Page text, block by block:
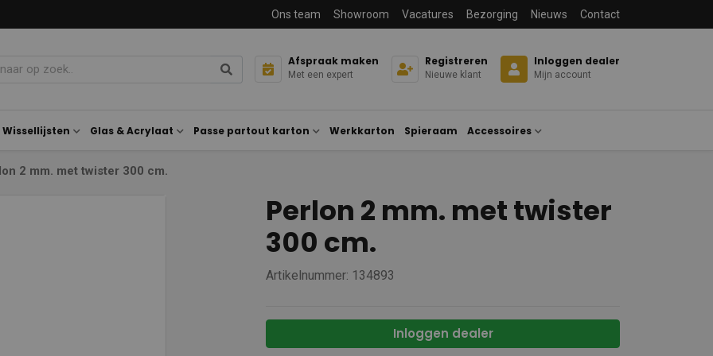
Ons team Showroom Vacatures Bezorging Nieuws Contact
Afspraak maken
Met een expert
Registreren
Nieuwe klant
Inloggen dealer
Mijn account
Wissellijsten Glas & Acrylaat Passe partout karton Werkkarton Spieraam Accessoires
2 mm. met twister 300 cm.
Perlon 2 mm. met twister
300 cm.
Artikelnummer: 134893
Inloggen dealer